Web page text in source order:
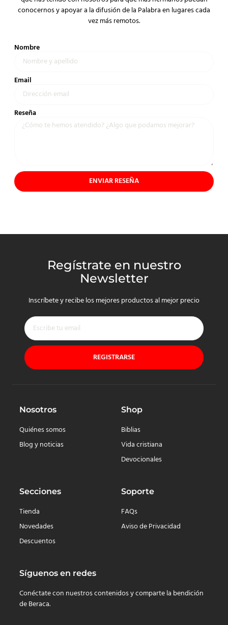
conocernos y apoyar a la difusión de la Palabra en lugares cada
vez más remotos.
Nombre
Email
Reseña
ENVIAR RESEÑA
Regístrate en nuestro
Newsletter
Inscríbete y recibe los mejores productos al mejor precio
REGISTRARSE
Nosotros
Quiénes somos
Blog y noticias
Shop
Biblias
Vida cristiana
Devocionales
Secciones
Tienda
Novedades
Descuentos
Soporte
FAQs
Aviso de Privacidad
Síguenos en redes
Conéctate con nuestros contenidos y comparte la bendición
de Beraca.